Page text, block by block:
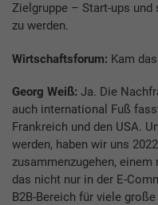
Zielgruppe – Start-ups
zu werden.
Wirtschaftsforum: Kam
Georg Weiß: Ja. Die
auch international Fuß
Frankreich und den USA.
werden, haben wir uns
zusammenzugehen,
das nicht nur in der E-
B2B-Bereich für viele